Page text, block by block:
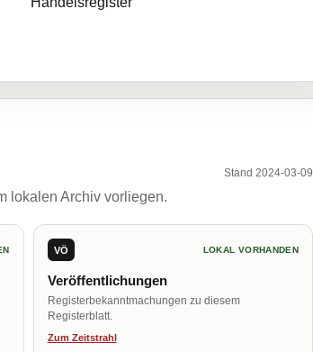
Stand 2024-03-09
lokalen Archiv vorliegen.
VÖ LOKAL VORHANDEN
Veröffentlichungen
Registerbekanntmachungen zu diesem
Registerblatt.
Zum Zeitstrahl